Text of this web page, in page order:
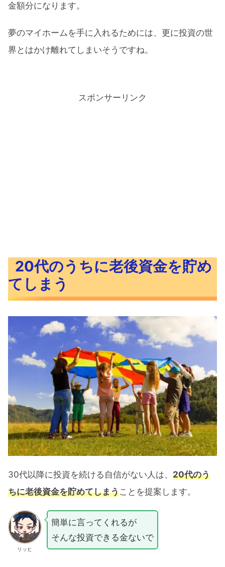
金額分になります。
夢のマイホームを手に入れるためには、更に投資の世
界とはかけ離れてしまいそうですね。
スポンサーリンク
20代のうちに老後資金を貯め
てしまう
30代以降に投資を続ける自信がない人は、 20代のう
ちに老後資金を貯めてしまうことを提案します。
リッヒ
簡単に言ってくれるが
そんな投資できる金ないで